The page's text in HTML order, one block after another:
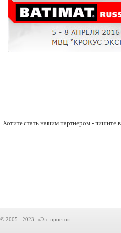
Хотите стать нашим партнером - пишите в
© 2005 - 2023, «Это просто»